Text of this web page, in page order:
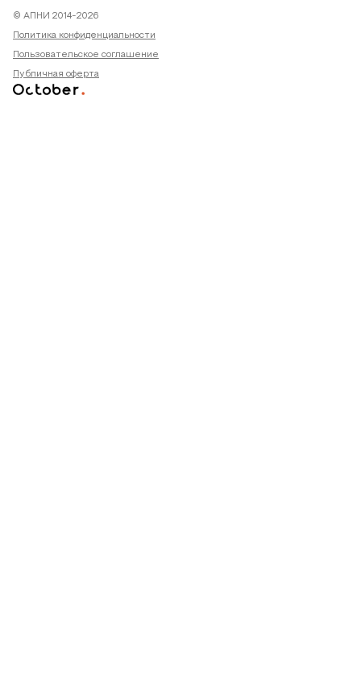
© АПНИ 2014-2026
Политика конфиденциальности
Пользовательское соглашение
Публичная оферта